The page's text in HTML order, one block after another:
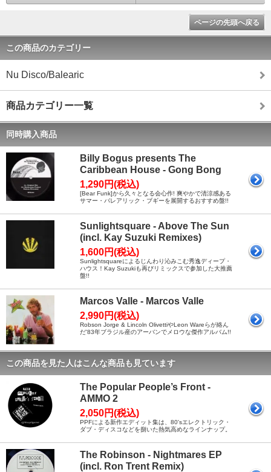
ページの先頭へ戻る
この商品のカテゴリー
Nu Disco/Balearic
商品カテゴリー一覧
同時購入商品
Billy Bogus presents The
Caribbean House - Gong Bong
1,290円(税込)
[Bear Funk]から久々となる会心作! 爽やかで清涼感ある
サマー・バレアリック・ブギーを展開するおすすめ盤!!
Sunlightsquare - Above The Sun
(incl. Kay Suzuki Remixes)
1,600円(税込)
Sunlightsquareによるじんわり沁みこむ秀逸ディープ・
ハウス！Kay Suzukiも再びリミックスで参加した大推薦
盤!!
Marcos Valle - Marcos Valle
2,990円(税込)
Robson Jorge & Lincoln OlivettiやLeon Wareらが絡ん
だ'83年ブラジル産のアーバンでメロウな傑作アルバム!!
この商品を見た人はこんな商品も見ています
The Popular People’s Front -
AMMO 2
2,050円(税込)
PPFによる新作エディット集は、80'sエレクトリック・
ダブ・ディスコなどを捌いた熱気高めなラインナップ。
The Robinson - Nightmares EP
(incl. Ron Trent Remix)